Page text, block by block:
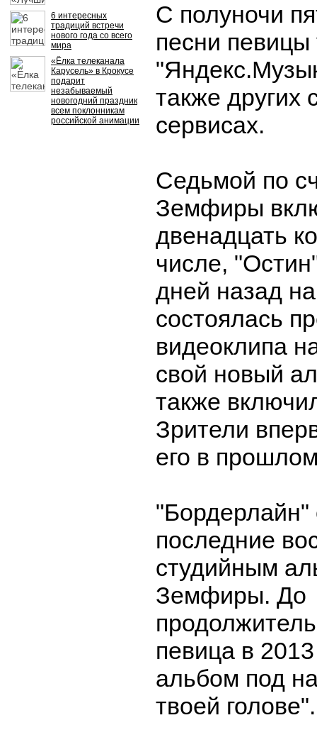
6 интересных
традиций встречи
нового года со всего
мира
«Ёлка телеканала
Карусель» в Крокусе
подарит
незабываемый
новогодний праздник
всем поклонникам
российской анимации
С полуночи
песни
также других
сервисах.
Седьмой по
Земфиры
двенадцать
числе,
дней назад
состоялась
видеоклипа
свой новый
также
Зрители
его в
"Бордерлайн"
последние
студийным
Земфиры. До
певица в
альбом под
твоей голове".